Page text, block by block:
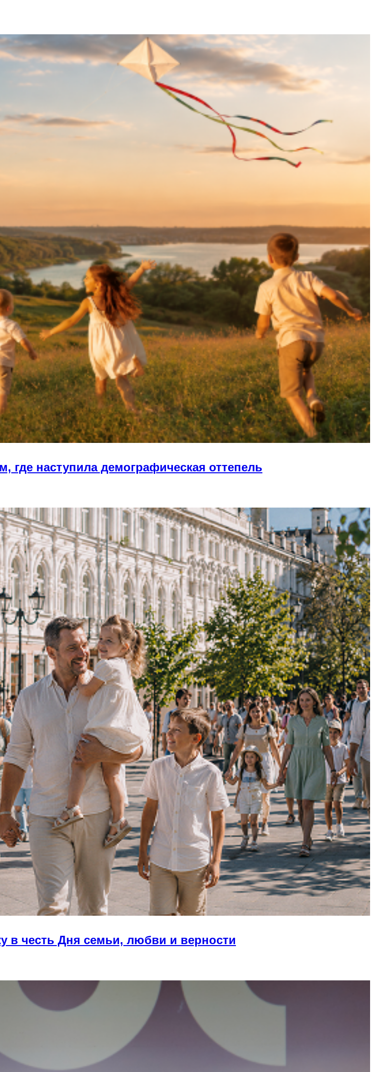
где наступила демографическая оттепель
в честь Дня семьи, любви и верности